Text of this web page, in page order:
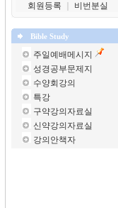
회원등록
비번분실
Bible Study
주일예배메시지
성경공부문제지
수양회강의
특강
구약강의자료실
신약강의자료실
강의안책자